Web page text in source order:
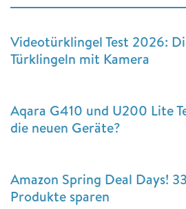
Videotürklingel Test 2026:
Türklingeln mit Kamera
Aqara G410 und U200 Lite
die neuen Geräte?
Amazon Spring Deal Days!
Produkte sparen